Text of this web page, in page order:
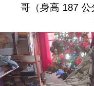
哥（身高 187